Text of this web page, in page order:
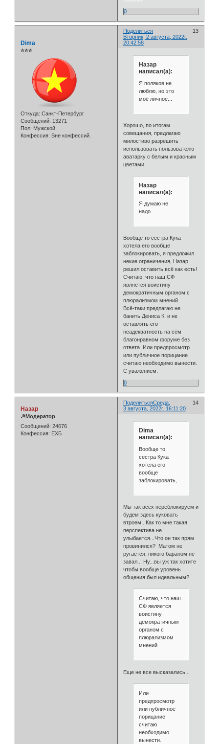
0
Поделиться
13
Вторник, 2 августа, 2022г.
20:42:58
Dima
⭐⭐⭐
Откуда: Санкт-Петербург
Сообщений: 13271
Пол: Мужской
Конфессия: Вне конфессий.
Назар
написал(а):
Я поляков не
люблю, но это
моё личное...
Хорошо, по итогам
совещания, предлагаю
милостиво разрешить
использовать пользователю
аватарку с белым и красным
цветами.
Назар
написал(а):
Я думаю не
надо...
Вообще то сестра Кука
хотела его вообще
заблокировать, я предложил
некие ограничения, Назар
решил оставить всё как есть!
Считаю, что наш СФ
является воистину
демократичным органом с
плюрализмом мнений.
Всё-таки предлагаю не
банить Дениса К. и не
оставлять его
неадекватность на сём
благонравном форуме без
ответа. Или предпросмотр
или публичное порицание
считаю необходимо вынести.
С уважением.
0
Поделиться 14
Среда,
3 августа, 2022г. 16:11:20
Назар
☭Модератор
Сообщений: 24676
Конфессия: ЕХБ
Dima
написал(а):
Вообще то
сестра Кука
хотела его
вообще
заблокировать,
Мы так всех переблокируем и
будем здесь куковать
втроем...Как то мне такая
перспектива не
улыбается...Что он так прям
провинился? Матом не
ругается, никого бараном не
завал... Ну...вы уж так хотите
чтобы вообще уровень
общения был идеальным?
Считаю, что наш
СФ является
воистину
демократичным
органом с
плюрализмом
мнений.
Еще не все высказались...
Или
предпросмотр
или публичное
порицание
считаю
необходимо
вынести.